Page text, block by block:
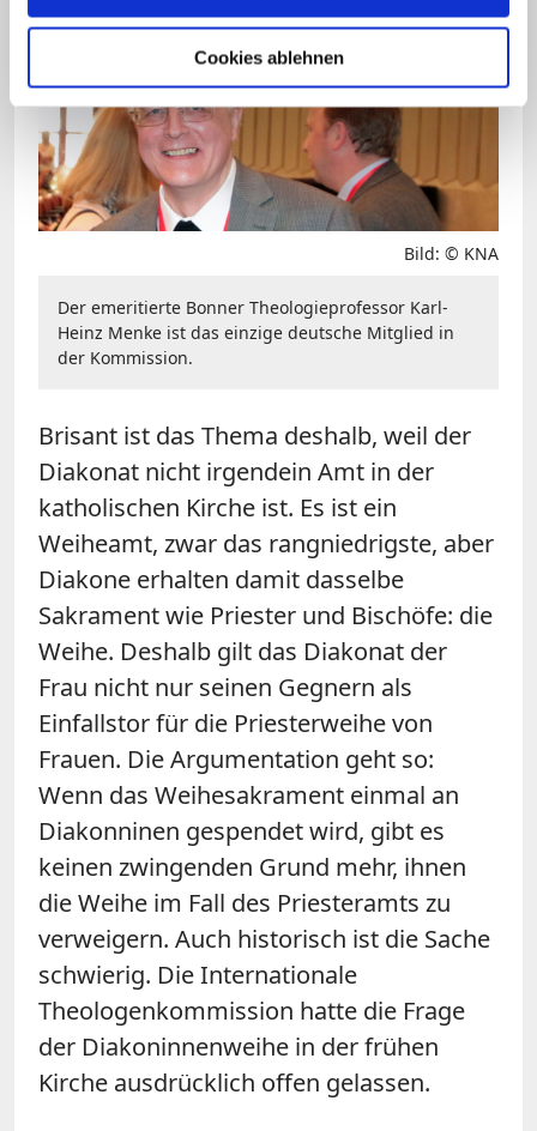
Cookies ablehnen
Bild: © KNA
Der emeritierte Bonner Theologieprofessor Karl-
Heinz Menke ist das einzige deutsche Mitglied in
der Kommission.
Brisant ist das Thema deshalb, weil der
Diakonat nicht irgendein Amt in der
katholischen Kirche ist. Es ist ein
Weiheamt, zwar das rangniedrigste, aber
Diakone erhalten damit dasselbe
Sakrament wie Priester und Bischöfe: die
Weihe. Deshalb gilt das Diakonat der
Frau nicht nur seinen Gegnern als
Einfallstor für die Priesterweihe von
Frauen. Die Argumentation geht so:
Wenn das Weihesakrament einmal an
Diakonninen gespendet wird, gibt es
keinen zwingenden Grund mehr, ihnen
die Weihe im Fall des Priesteramts zu
verweigern. Auch historisch ist die Sache
schwierig. Die Internationale
Theologenkommission hatte die Frage
der Diakoninnenweihe in der frühen
Kirche ausdrücklich offen gelassen.